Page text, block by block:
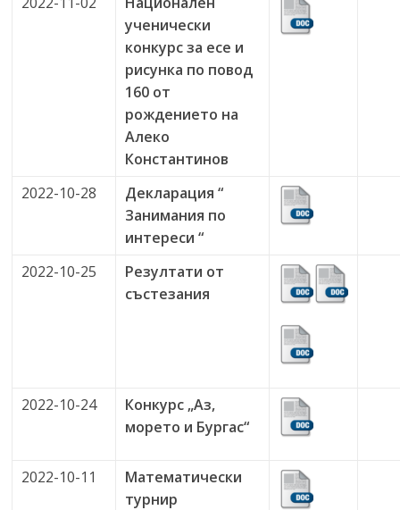
ученически
конкурс за есе и
рисунка по повод
160 от
рождението на
Алеко
Константинов
2022-10-28
Декларация “
Занимания по
интереси “
2022-10-25
Резултати от
състезания
2022-10-24
Конкурс „Аз,
морето и Бургас“
2022-10-11
Математически
турнир